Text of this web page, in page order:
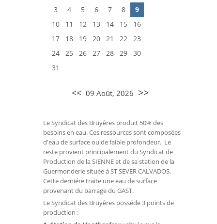
3
4 5 6 7 8
9
10
11 12 13 14 15
16
17
18 19 20 21 22
23
24
25 26 27 28 29
30
31
<< 09 Août, 2026 >>
Le Syndicat des Bruyères produit 50% des
besoins en eau. Ces ressources sont composées
d'eau de surface ou de faible profondeur. Le
reste provient principalement du Syndicat de
Production de la SIENNE et de sa station de la
Guermonderie située à ST SEVER CALVADOS.
Cette derniére traite une eau de surface
provenant du barrage du GAST.
Le Syndicat des Bruyères posséde 3 points de
production :